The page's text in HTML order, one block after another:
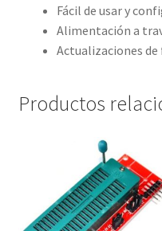
Fácil de usar y
Alimentación a
Actualizaciones
Productos